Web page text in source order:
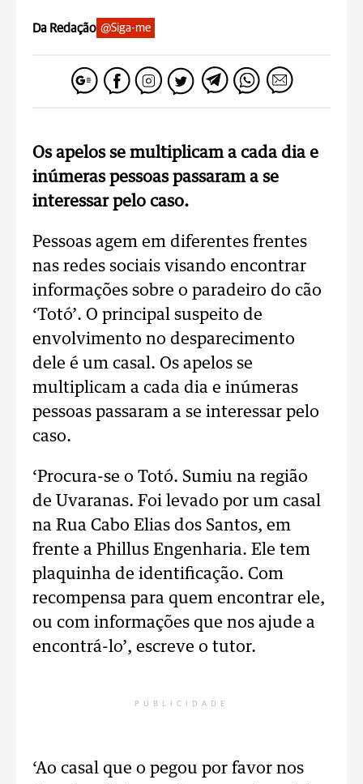
Da Redação @Siga-me
Os apelos se multiplicam a cada dia e
inúmeras pessoas passaram a se
interessar pelo caso.
Pessoas agem em diferentes frentes
nas redes sociais visando encontrar
informações sobre o paradeiro do cão
‘Totó’. O principal suspeito de
envolvimento no desparecimento
dele é um casal. Os apelos se
multiplicam a cada dia e inúmeras
pessoas passaram a se interessar pelo
caso.
‘Procura-se o Totó. Sumiu na região
de Uvaranas. Foi levado por um casal
na Rua Cabo Elias dos Santos, em
frente a Phillus Engenharia. Ele tem
plaquinha de identificação. Com
recompensa para quem encontrar ele,
ou com informações que nos ajude a
encontrá-lo’, escreve o tutor.
PUBLICIDADE
‘Ao casal que o pegou por favor nos